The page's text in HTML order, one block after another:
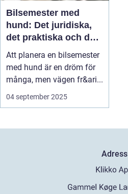
Bilsemester med
hund: Det juridiska,
det praktiska och det
som ingen berättar
Att planera en bilsemester
med hund är en dröm för
många, men vägen fr&ari...
04 september 2025
Adress